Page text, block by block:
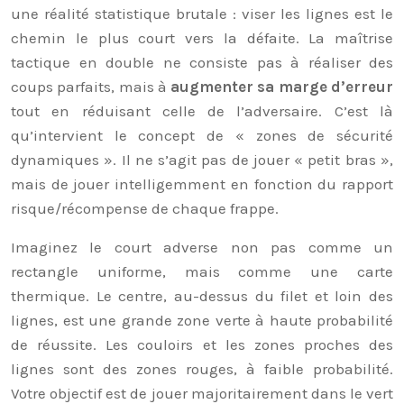
une réalité statistique brutale : viser les lignes est le
chemin le plus court vers la défaite. La maîtrise
tactique en double ne consiste pas à réaliser des
coups parfaits, mais à augmenter sa marge d’erreur
tout en réduisant celle de l’adversaire. C’est là
qu’intervient le concept de « zones de sécurité
dynamiques ». Il ne s’agit pas de jouer « petit bras »,
mais de jouer intelligemment en fonction du rapport
risque/récompense de chaque frappe.
Imaginez le court adverse non pas comme un
rectangle uniforme, mais comme une carte
thermique. Le centre, au-dessus du filet et loin des
lignes, est une grande zone verte à haute probabilité
de réussite. Les couloirs et les zones proches des
lignes sont des zones rouges, à faible probabilité.
Votre objectif est de jouer majoritairement dans le vert